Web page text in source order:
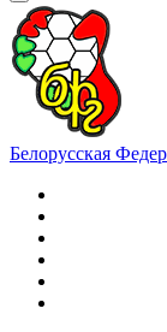
Белорусская